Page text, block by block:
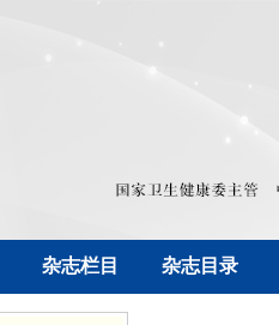
杂志栏目 杂志目录